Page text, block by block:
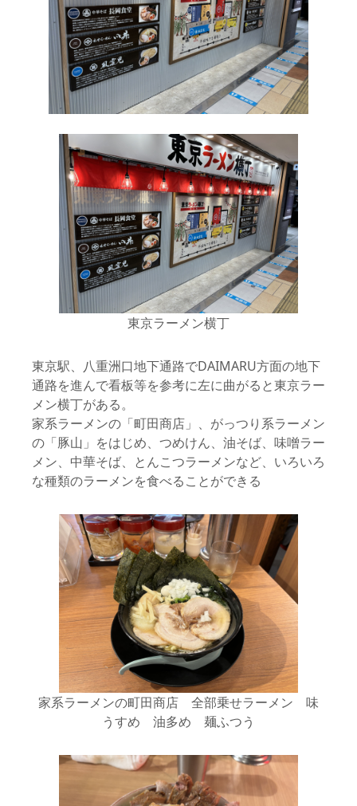
東京ラーメン横丁
東京駅、八重洲口地下通路でDAIMARU方面の地下
通路を進んで看板等を参考に左に曲がると東京ラー
メン横丁がある。
家系ラーメンの「町田商店」、がっつり系ラーメン
の「豚山」をはじめ、つめけん、油そば、味噌ラー
メン、中華そば、とんこつラーメンなど、いろいろ
な種類のラーメンを食べることができる
家系ラーメンの町田商店 全部乗せラーメン 味
うすめ 油多め 麺ふつう